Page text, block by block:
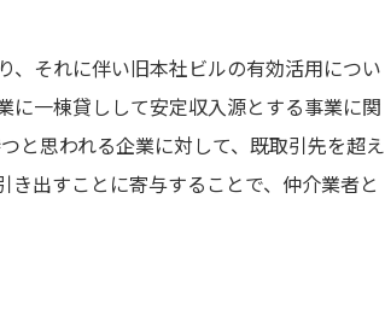
、それに伴い旧本社ビルの有効活用につい
に一棟貸しして安定収入源とする事業に関
と思われる企業に対して、既取引先を超え
出すことに寄与することで、仲介業者と